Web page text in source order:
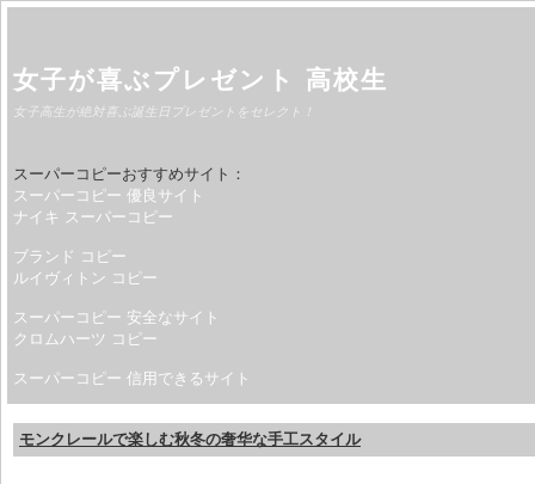
女子が喜ぶプレゼント 高校生
女子高生が絶対喜ぶ誕生日プレゼントをセレクト！
スーパーコピーおすすめサイト：
スーパーコピー 優良サイト
ナイキ スーパーコピー
ブランド コピー
ルイヴィトン コピー
スーパーコピー 安全なサイト
クロムハーツ コピー
スーパーコピー 信用できるサイト
モンクレールで楽しむ秋冬の奢华な手工スタイル